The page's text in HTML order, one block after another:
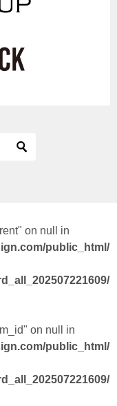
on null in
public_html/
on null in
public_html/